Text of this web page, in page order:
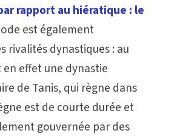
rapport au hiératique : le
est également
rivalités dynastiques : au
en effet une dynastie
de Tanis, qui règne dans
est de courte durée et
gouvernée par des